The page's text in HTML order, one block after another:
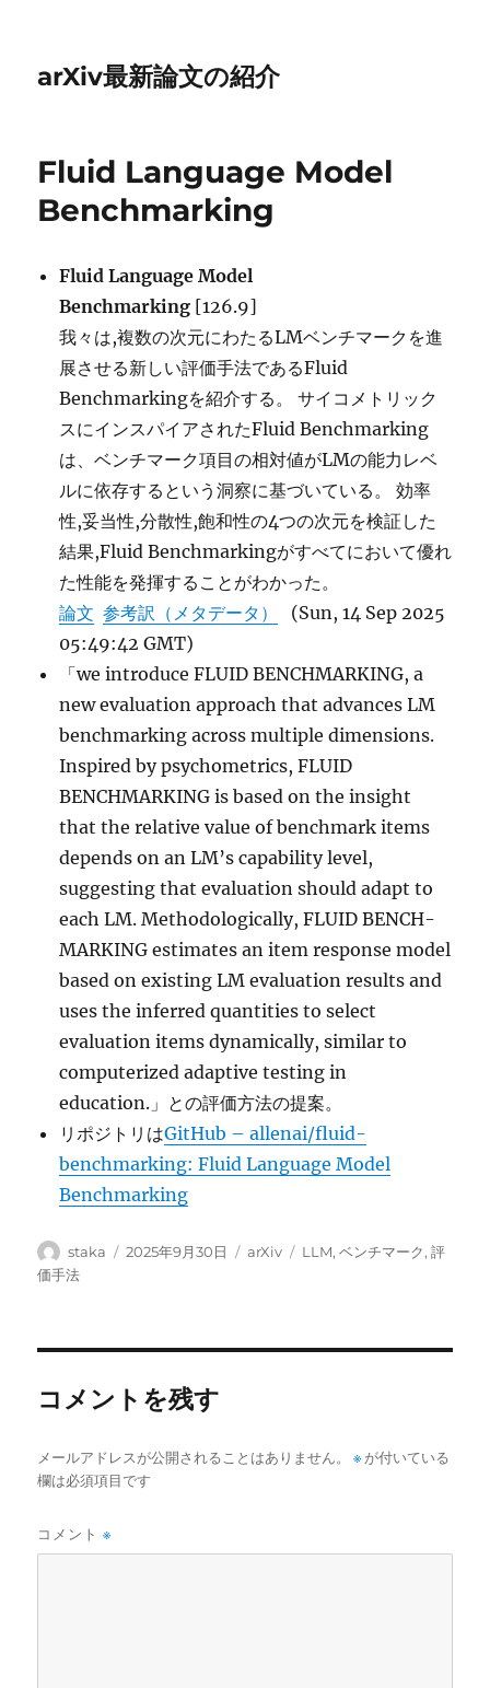
arXiv最新論文の紹介
Fluid Language Model
Benchmarking
Fluid Language Model
Benchmarking [126.9]
我々は,複数の次元にわたるLMベンチマークを進
展させる新しい評価手法であるFluid
Benchmarkingを紹介する。 サイコメトリック
スにインスパイアされたFluid Benchmarking
は、ベンチマーク項目の相対値がLMの能力レベ
ルに依存するという洞察に基づいている。 効率
性,妥当性,分散性,飽和性の4つの次元を検証した
結果,Fluid Benchmarkingがすべてにおいて優れ
た性能を発揮することがわかった。
論文 参考訳（メタデータ）
(Sun, 14 Sep 2025
05:49:42 GMT)
「we introduce FLUID BENCHMARKING, a
new evaluation approach that advances LM
benchmarking across multiple dimensions.
Inspired by psychometrics, FLUID
BENCHMARKING is based on the insight
that the relative value of benchmark items
depends on an LM’s capability level,
suggesting that evaluation should adapt to
each LM. Methodologically, FLUID BENCH-
MARKING estimates an item response model
based on existing LM evaluation results and
uses the inferred quantities to select
evaluation items dynamically, similar to
computerized adaptive testing in
education.」との評価方法の提案。
リポジトリはGitHub – allenai/fluid-
benchmarking: Fluid Language Model
Benchmarking
投
稿
staka
投
2025年9月30日
カ
arXiv
タ
LLM,ベンチマーク,評
価手法
コメントを残す
メールアドレスが公開されることはありません。 ※ が付いている
欄は必須項目です
コメント※